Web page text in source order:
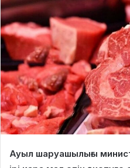
Ауыл шаруашылығы